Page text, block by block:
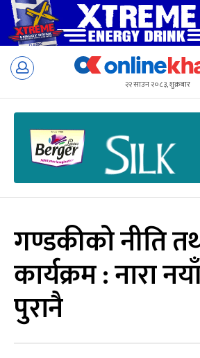
Skip
२२ साउन २०८३, शुक्रबार
गण्डकीको नीति
कार्यक्रम : नारा
पुरानै